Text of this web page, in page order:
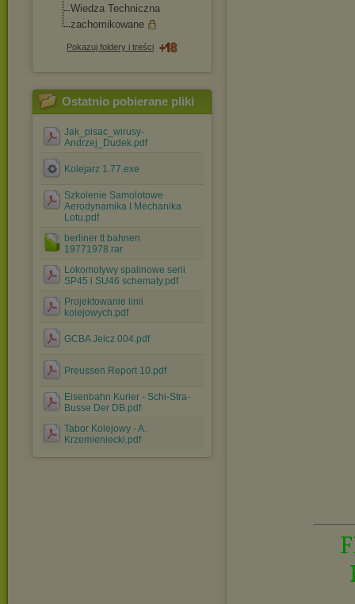
Wiedza Techniczna
zachomikowane
Pokazuj foldery i treści
Ostatnio pobierane pliki
Jak_pisac_wirusy-
Andrzej_Dudek.pdf
Kolejarz 1.77.exe
Szkolenie Samolotowe
Aerodynamika I Mechanika
Lotu.pdf
berliner tt bahnen
19771978.rar
Lokomotywy spalinowe serii
SP45 i SU46 schematy.pdf
Projektowanie linii
kolejowych.pdf
GCBA Jelcz 004.pdf
Preussen Report 10.pdf
Eisenbahn Kurier - Schi-Stra-
Busse Der DB.pdf
Tabor Kolejowy - A.
Krzemieniecki.pdf